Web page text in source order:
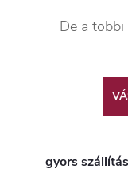
De a
gyors szállítás